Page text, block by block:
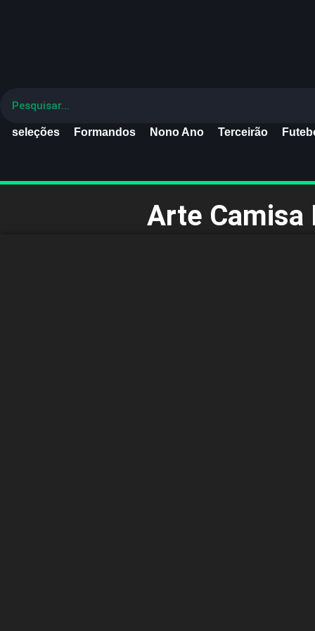
seleções Formandos Nono Ano Terceirão
Arte Camisa